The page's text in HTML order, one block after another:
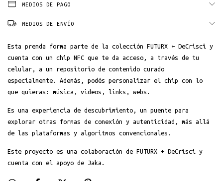
MEDIOS DE PAGO
MEDIOS DE ENVÍO
Esta prenda forma parte de la colección FUTURX + DeCrisci y
cuenta con un chip NFC que te da acceso, a través de tu
celular, a un repositorio de contenido curado
especialmente. Además, podés personalizar el chip con lo
que quieras: música, videos, links, webs.
Es una experiencia de descubrimiento, un puente para
explorar otras formas de conexión y autenticidad, más allá
de las plataformas y algoritmos convencionales.
Este proyecto es una colaboración de FUTURX + DeCrisci y
cuenta con el apoyo de Jaka.